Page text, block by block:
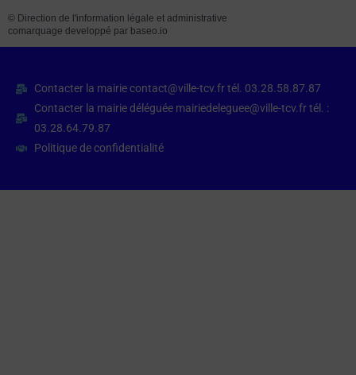
© Direction de l'information légale et administrative
comarquage developpé par baseo.io
Contacter la mairie contact@ville-tcv.fr tél. 03.28.58.87.87
Contacter la mairie déléguée mairiedeleguee@ville-tcv.fr tél. :
03.28.64.79.87
Politique de confidentialité